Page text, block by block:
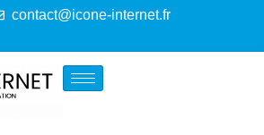
contact@icone-internet.fr